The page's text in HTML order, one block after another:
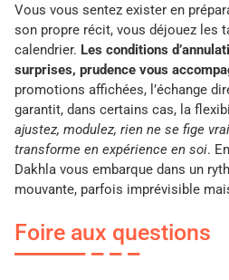
Vous vous sentez exister en
son propre récit, vous déjouez les
calendrier. Les conditions
surprises, prudence vous
promotions affichées, l’échange
garantit, dans certains cas, la
ajustez, modulez, rien ne se fige
transforme en expérience en soi.
Dakhla vous embarque dans un
mouvante, parfois imprévisible
Foire aux questions